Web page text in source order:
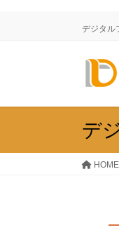
移
ン
デジタル
デ
HOME